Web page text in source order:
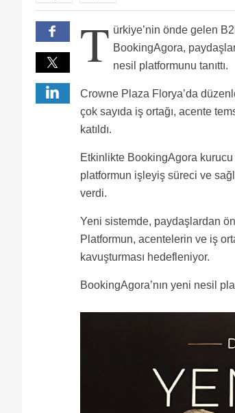
T ürkiye’nin önde gelen
BookingAgora,
nesil platformunu tanıttı.
Crowne Plaza Florya’da
çok sayıda iş ortağı, acente
katıldı.
Etkinlikte BookingAgora
platformun işleyiş süreci ve
verdi.
Yeni sistemde, paydaşlardan
Platformun, acentelerin ve iş
kavuşturması hedefleniyor.
BookingAgora’nın yeni nesil